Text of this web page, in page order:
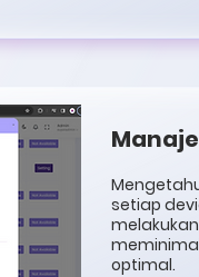
setiap
optimal.